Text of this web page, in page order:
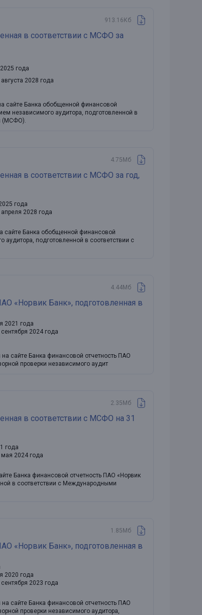
913.16Кб
в соответствии с МСФО за
года
2028 года
сайте Банка обобщенной финансовой
независимого аудитора, подготовленной в
(МСФО).
4.75Мб
в соответствии с МСФО за год,
года
2028 года
сайте Банка обобщенной финансовой
подготовленной в соответствии с
4.44Мб
«Норвик Банк», подготовленная в
2021 года
2024 года
сайте Банка финансовой отчетность ПАО
проверки независимого аудит
2.35Мб
в соответствии с МСФО на 31
года
мая 2024 года
Банка финансовой отчетность ПАО «Норвик
в соответствии с Международными
1.85Мб
«Норвик Банк», подготовленная в
2020 года
2023 года
сайте Банка финансовой отчетность ПАО
проверки независимого аудитора,